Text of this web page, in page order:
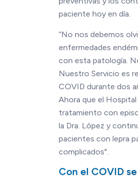
paciente hoy en día.
“No nos debemos
enfermedades
con esta patología.
Nuestro Servicio es
COVID durante dos
Ahora que el Hospital
tratamiento con
la Dra. López y
pacientes con lepra
complicados".
Con el COVID